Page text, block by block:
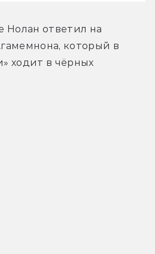
Нолан ответил на
который в
ходит в чёрных